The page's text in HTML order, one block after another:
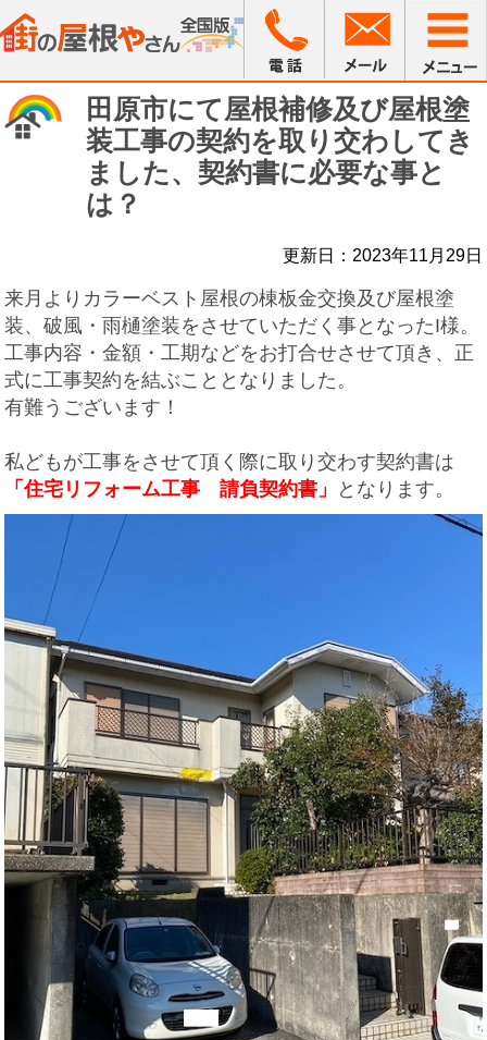
田原市にて屋根補修及び屋根塗
装工事の契約を取り交わしてき
ました、契約書に必要な事と
は？
更新日：2023年11月29日
来月よりカラーベスト屋根の棟板金交換及び屋根塗
装、破風・雨樋塗装をさせていただく事となったI様。
工事内容・金額・工期などをお打合せさせて頂き、正
式に工事契約を結ぶこととなりました。
有難うございます！
私どもが工事をさせて頂く際に取り交わす契約書は
「住宅リフォーム工事 請負契約書」
となります。